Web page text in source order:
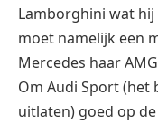
Lamborghini wat
moet namelijk een
Mercedes haar
Om Audi Sport
uitlaten) goed op